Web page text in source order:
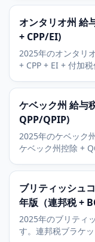
ーセントの市税、
1.5パーセントを加
オンタリオ州 給
+ CPP/EI)
2025年のオンタリ
+ CPP + EI + 付加
ケベック州 給与
QPP/QPIP)
2025年のケベック
ケベック州控除 +
ブリティッシュ
年版（連邦税 +
2025年のブリティ
す。連邦税ブラケ